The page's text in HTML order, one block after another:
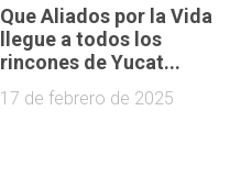
Que Aliados por la Vida
llegue a todos los
rincones de Yucat...
17 de febrero de 2025